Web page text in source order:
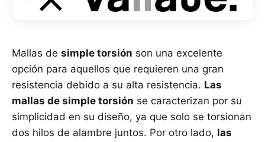
Mallas de simple torsión son una excelente
opción para aquellos que requieren una gran
resistencia debido a su alta resistencia. Las
mallas de simple torsión se caracterizan por su
simplicidad en su diseño, ya que solo se torsionan
dos hilos de alambre juntos. Por otro lado, las